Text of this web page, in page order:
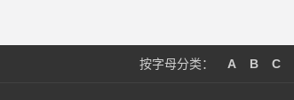
按字母分类： A B C